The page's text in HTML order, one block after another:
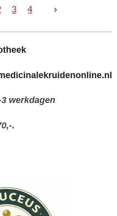
3 4
werkdagen
.